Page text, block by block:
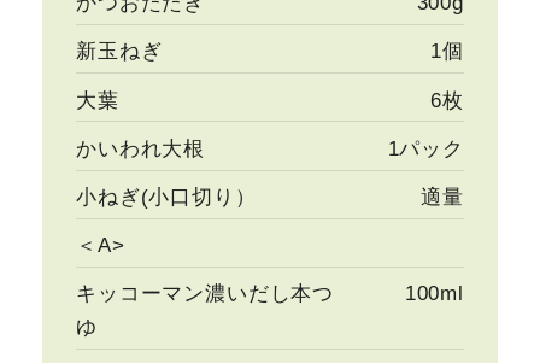
新玉ねぎ 1個
大葉 6枚
かいわれ大根 1パック
小ねぎ(小口切り） 適量
＜A>
キッコーマン濃いだし本つ
ゆ
100ml